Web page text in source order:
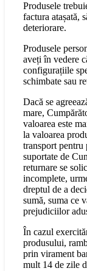
Produsele
factura atașată,
deteriorare.
Produsele
aveți în vedere
configurațiile
schimbate sau
Dacă se
mare,
valoarea este
la valoarea
transport pentru
suportate de
returnare se
incomplete,
dreptul de a
sumă, suma ce
prejudiciilor
În cazul
produsului,
prin virament
mult 14 de zile